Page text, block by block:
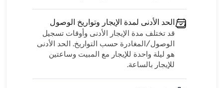
الحد الأدنى لمدة الإيجار وتواريخ الوصول
قد تختلف مدة الإيجار الأدنى وأوقات تسجيل
الوصول/المغادرة حسب التواريخ. الحد الأدنى
هو ليلة واحدة للإيجار مع المبيت وساعتين
للإيجار بالساعة.